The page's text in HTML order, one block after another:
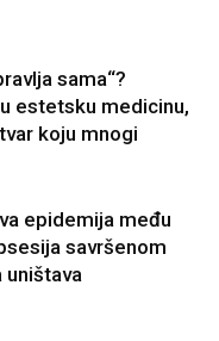
sama“?
estetsku medicinu,
koju mnogi
epidemija među
savršenom